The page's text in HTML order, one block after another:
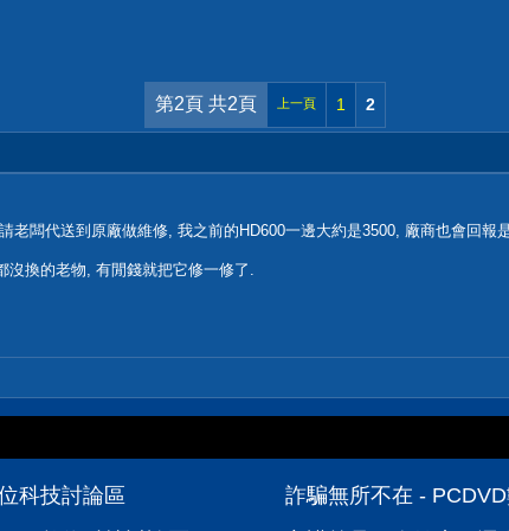
第2頁 共2頁 上一頁 1 2
老闆代送到原廠做維修, 我之前的HD600一邊大約是3500, 廠商也會回報
沒換的老物, 有閒錢就把它修一修了.
科技討論區
詐騙無所不在 -